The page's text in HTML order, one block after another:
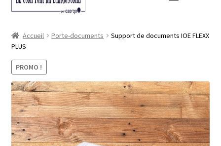
Accueil Porte-documents
Support de documents IOE FLEXX
PLUS
PROMO !